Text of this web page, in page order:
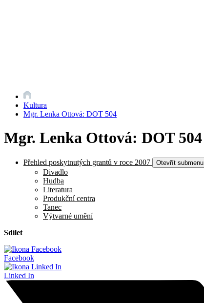
Kultura
Mgr. Lenka Ottová: DOT 504
Mgr. Lenka Ottová: DOT 504
Přehled poskytnutých grantů v roce 2007 Otevřít submenu
Divadlo
Hudba
Literatura
Produkční centra
Tanec
Výtvarné umění
Sdílet
Facebook
Linked In